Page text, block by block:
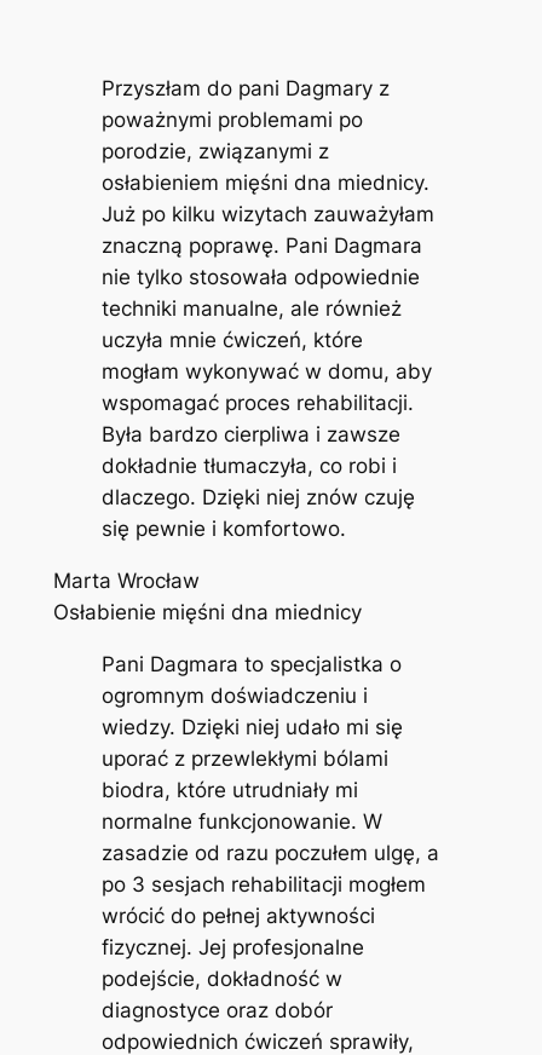
Przyszłam do pani Dagmary z
poważnymi problemami po
porodzie, związanymi z
osłabieniem mięśni dna miednicy.
Już po kilku wizytach zauważyłam
znaczną poprawę. Pani Dagmara
nie tylko stosowała odpowiednie
techniki manualne, ale również
uczyła mnie ćwiczeń, które
mogłam wykonywać w domu, aby
wspomagać proces rehabilitacji.
Była bardzo cierpliwa i zawsze
dokładnie tłumaczyła, co robi i
dlaczego. Dzięki niej znów czuję
się pewnie i komfortowo.
Marta Wrocław
Osłabienie mięśni dna miednicy
Pani Dagmara to specjalistka o
ogromnym doświadczeniu i
wiedzy. Dzięki niej udało mi się
uporać z przewlekłymi bólami
biodra, które utrudniały mi
normalne funkcjonowanie. W
zasadzie od razu poczułem ulgę, a
po 3 sesjach rehabilitacji mogłem
wrócić do pełnej aktywności
fizycznej. Jej profesjonalne
podejście, dokładność w
diagnostyce oraz dobór
odpowiednich ćwiczeń sprawiły,